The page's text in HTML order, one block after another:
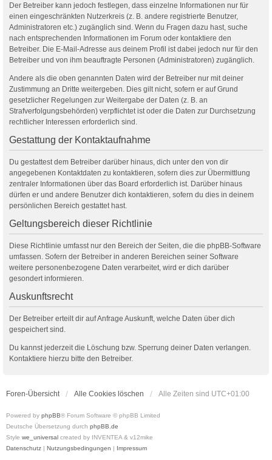
Der Betreiber kann jedoch festlegen, dass einzelne Informationen nur für
einen eingeschränkten Nutzerkreis (z. B. andere registrierte Benutzer,
Administratoren etc.) zugänglich sind. Wenn du Fragen dazu hast, suche
nach entsprechenden Informationen im Forum oder kontaktiere den
Betreiber. Die E-Mail-Adresse aus deinem Profil ist dabei jedoch nur für den
Betreiber und von ihm beauftragte Personen (Administratoren) zugänglich.
Andere als die oben genannten Daten wird der Betreiber nur mit deiner
Zustimmung an Dritte weitergeben. Dies gilt nicht, sofern er auf Grund
gesetzlicher Regelungen zur Weitergabe der Daten (z. B. an
Strafverfolgungsbehörden) verpflichtet ist oder die Daten zur Durchsetzung
rechtlicher Interessen erforderlich sind.
Gestattung der Kontaktaufnahme
Du gestattest dem Betreiber darüber hinaus, dich unter den von dir
angegebenen Kontaktdaten zu kontaktieren, sofern dies zur Übermittlung
zentraler Informationen über das Board erforderlich ist. Darüber hinaus
dürfen er und andere Benutzer dich kontaktieren, sofern du dies in deinem
persönlichen Bereich gestattet hast.
Geltungsbereich dieser Richtlinie
Diese Richtlinie umfasst nur den Bereich der Seiten, die die phpBB-Software
umfassen. Sofern der Betreiber in anderen Bereichen seiner Software
weitere personenbezogene Daten verarbeitet, wird er dich darüber
gesondert informieren.
Auskunftsrecht
Der Betreiber erteilt dir auf Anfrage Auskunft, welche Daten über dich
gespeichert sind.
Du kannst jederzeit die Löschung bzw. Sperrung deiner Daten verlangen.
Kontaktiere hierzu bitte den Betreiber.
Foren-Übersicht Alle Cookies löschen Alle Zeiten sind UTC+01:00
Powered by phpBB® Forum Software © phpBB Limited
Deutsche Übersetzung durch phpBB.de
Style we_universal created by INVENTEA & v12mike
Datenschutz | Nutzungsbedingungen | Impressum